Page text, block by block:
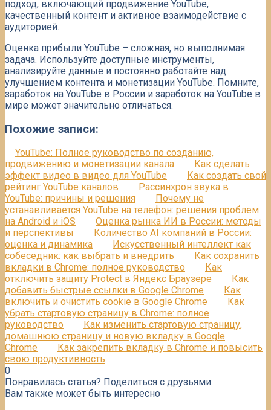
подход, включающий продвижение YouTube,
качественный контент и активное взаимодействие с
аудиторией.
Оценка прибыли YouTube – сложная, но выполнимая
задача. Используйте доступные инструменты,
анализируйте данные и постоянно работайте над
улучшением контента и монетизации YouTube. Помните,
заработок на YouTube в России и заработок на YouTube в
мире может значительно отличаться.
Похожие записи:
YouTube: Полное руководство по созданию,
продвижению и монетизации канала
Как сделать
эффект видео в видео для YouTube
Как создать свой
рейтинг YouTube каналов
Рассинхрон звука в
YouTube: причины и решения
Почему не
устанавливается YouTube на телефон: решения проблем
на Android и iOS
Оценка рынка ИИ в России: методы
и перспективы
Количество AI компаний в России:
оценка и динамика
Искусственный интеллект как
собеседник: как выбрать и внедрить
Как сохранить
вкладки в Chrome: полное руководство
Как
отключить защиту Protect в Яндекс Браузере
Как
добавить быстрые ссылки в Google Chrome
Как
включить и очистить cookie в Google Chrome
Как
убрать стартовую страницу в Chrome: полное
руководство
Как изменить стартовую страницу,
домашнюю страницу и новую вкладку в Google
Chrome
Как закрепить вкладку в Chrome и повысить
свою продуктивность
0
Понравилась статья? Поделиться с друзьями:
Вам также может быть интересно